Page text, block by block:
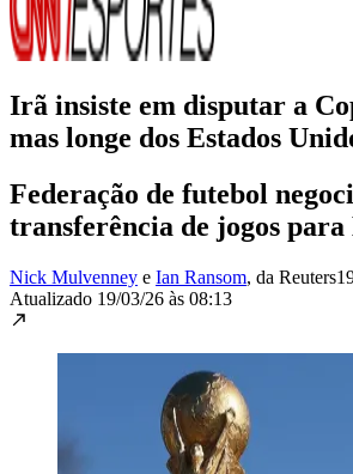
Irã insiste em disputar a
mas longe dos Estados
Federação de futebol
transferência de jogos
Nick Mulvenney e Ian Ransom, da Reuters
Atualizado 19/03/26 às 08:13